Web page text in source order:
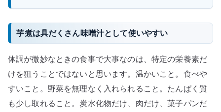
芋煮は具だくさん味噌汁として使いやすい
体調が微妙なときの食事で大事なのは、特定の栄養素だ
けを狙うことではないと思います。温かいこと。食べや
すいこと。野菜を無理なく入れられること。たんぱく質
も少し取れること。炭水化物だけ、肉だけ、菓子パンだ